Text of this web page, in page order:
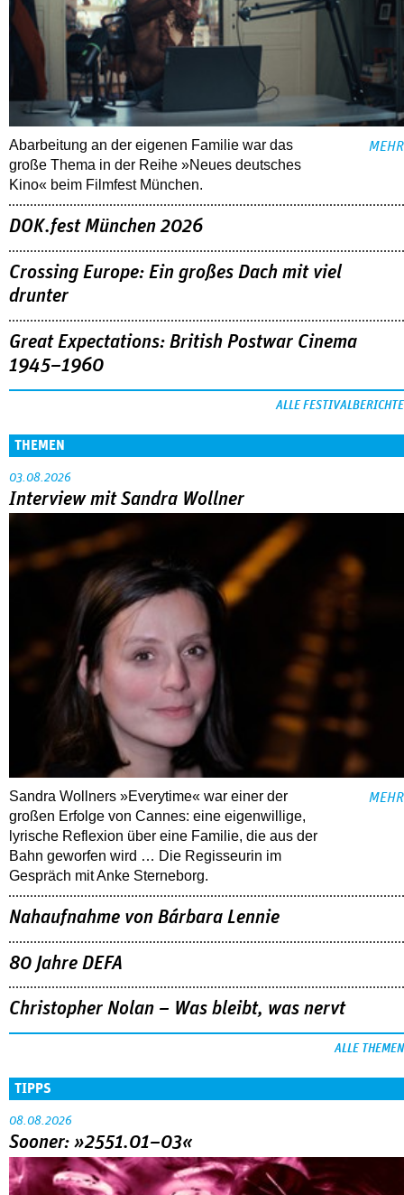
Abarbeitung an der eigenen Familie war das
große Thema in der Reihe »Neues deutsches
Kino« beim Filmfest München.
MEHR
DOK.fest München 2026
Crossing Europe: Ein großes Dach mit viel
drunter
Great Expectations: British Postwar Cinema
1945–1960
ALLE FESTIVALBERICHTE
THEMEN
03.08.2026
Interview mit Sandra Wollner
Sandra Wollners »Everytime« war einer der
großen Erfolge von Cannes: eine eigenwillige,
lyrische Reflexion über eine ­Familie, die aus der
Bahn geworfen wird … Die Regisseurin im
Gespräch mit Anke Sterneborg.
MEHR
Nahaufnahme von Bárbara Lennie
80 Jahre DEFA
Christopher Nolan – Was bleibt, was nervt
ALLE THEMEN
TIPPS
08.08.2026
Sooner: »2551.01–03«